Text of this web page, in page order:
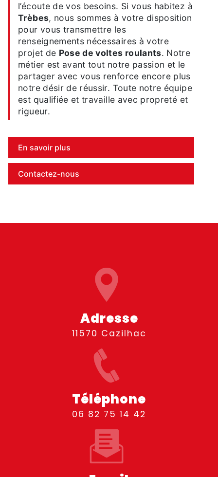
l’écoute de vos besoins. Si vous habitez à
Trèbes, nous sommes à votre disposition
pour vous transmettre les
renseignements nécessaires à votre
projet de Pose de voltes roulants. Notre
métier est avant tout notre passion et le
partager avec vous renforce encore plus
notre désir de réussir. Toute notre équipe
est qualifiée et travaille avec propreté et
rigueur.
En savoir plus
Contactez-nous
Adresse
11570 Cazilhac
Téléphone
06 82 75 14 42